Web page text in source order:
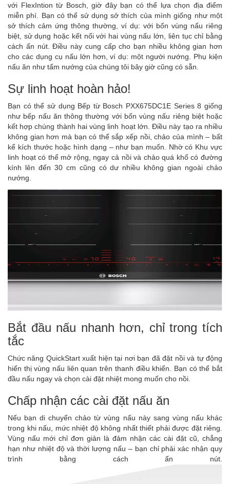
với FlexIntion từ Bosch, giờ đây bạn có thể lựa chọn địa điểm
miễn phí. Bạn có thể sử dụng sở thích của mình giống như một
sở thích cảm ứng thông thường, ví dụ: với bốn vùng nấu riêng
biệt, sử dụng hoặc kết nối với hai vùng nấu lớn, liên tục chỉ bằng
cách ấn nút. Điều này cung cấp cho bạn nhiều không gian hơn
cho các dụng cụ nấu lớn hơn, ví dụ: một người nướng. Phụ kiện
nấu ăn như tấm nướng của chúng tôi bây giờ cũng có sẵn.
Sự linh hoạt hoàn hảo!
Bạn có thể sử dụng Bếp từ Bosch PXX675DC1E Series 8 giống
như bếp nấu ăn thông thường với bốn vùng nấu riêng biệt hoặc
kết hợp chúng thành hai vùng linh hoạt lớn. Điều này tạo ra nhiều
không gian hơn mà bạn có thể sắp xếp nồi, chảo của mình – bất
kể kích thước hoặc hình dạng – như bạn muốn. Nhờ có Khu vực
linh hoạt có thể mở rộng, ngay cả nồi và chảo quá khổ có đường
kính lên đến 30 cm cũng có dư nhiều không gian ngoài chảo
nướng.
Bắt đầu nấu nhanh hơn, chỉ trong tích
tắc
Chức năng QuickStart xuất hiện tại nơi bạn đã đặt nồi và tự động
hiển thị vùng nấu liên quan trên thanh điều khiển. Bạn có thể bắt
đầu nấu ngay và chọn cài đặt nhiệt mong muốn cho nồi.
Chấp nhận các cài đặt nấu ăn
Nếu bạn di chuyển chảo từ vùng nấu này sang vùng nấu khác
trong khi nấu, mức nhiệt độ không nhất thiết phải được đặt riêng.
Vùng nấu mới chỉ đơn giản là đảm nhận các cài đặt cũ, chẳng
hạn như nhiệt độ và thời lượng nấu – bạn chỉ phải xác nhận quy
trình bằng cách ấn nút.